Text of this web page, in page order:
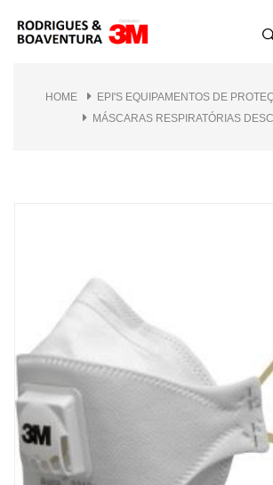
HOME
EPI'S EQUIPAMENTOS DE
MÁSCARAS RESPIRATÓRIAS